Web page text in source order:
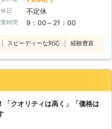
ります。例えば、お部屋の掃除
なか落ちない汚れでお困りの際
す。できる限り迅速に駆けつけ
でもお申し付け下さい。弊社が
の生活を助太刀いたしますの
くて換気扇やコンロの掃除までで
」 「遠方に住んでいて親の掃
伝いができない」 など、お家
せください。 弊社では「自
いった水回りだけでなく玄関、
グルームなどの各お部屋のお掃
日 不定休
時間 9：00～21：00
スピーディーな対応 経験豊富
「クオリティは高く」「価格は